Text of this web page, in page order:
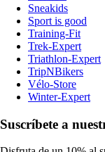
Sneakids
Sport is good
Training-Fit
Trek-Expert
Triathlon-Expert
TripNBikers
Vélo-Store
Winter-Expert
Suscríbete a